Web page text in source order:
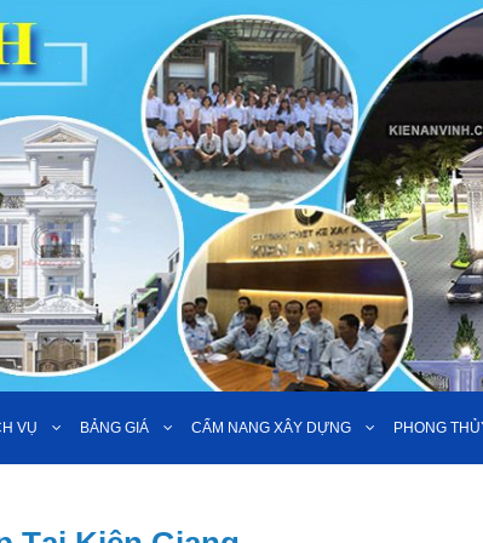
VỤ BẢNG GIÁ CẨM NANG XÂY DỰNG PHONG